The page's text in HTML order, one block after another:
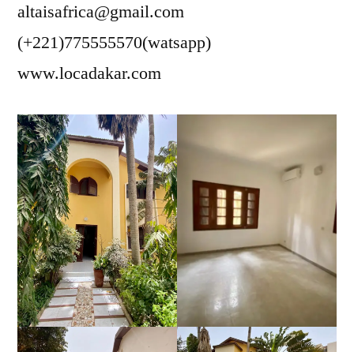
altaisafrica@gmail.com
(+221)775555570(watsapp)
www.locadakar.com